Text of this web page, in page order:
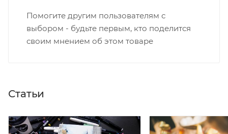
Помогите другим пользователям с
выбором - будьте первым, кто поделится
своим мнением об этом товаре
Статьи